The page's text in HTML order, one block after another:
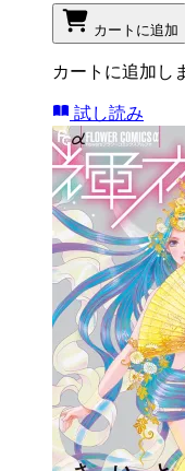
カートに追加
カートに追加し
試し読み